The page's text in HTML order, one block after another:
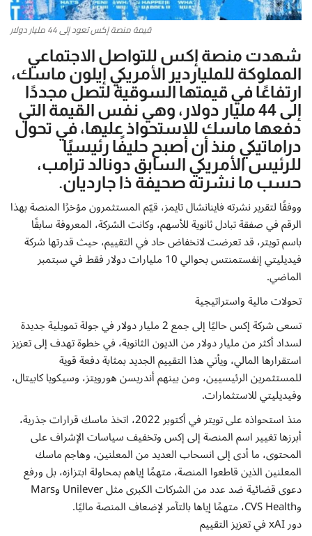
من نحن
سياسة الخصوصية
البنود والشروط
رئيس التحرير
إتصل بنا
قيمة منصة إكس تعود إلى 44 مليار دولار
شهدت منصة إكس للتواصل الاجتماعي
المملوكة للملياردير الأمريكي إيلون ماسك،
ارتفاعًا في قيمتها السوقية لتصل مجددًا
إلى 44 مليار دولار، وهي نفس القيمة التي
دفعها ماسك للاستحواذ عليها، في تحول
دراماتيكي منذ أن أصبح حليفًا رئيسيًا
للرئيس الأمريكي السابق دونالد ترامب،
حسب ما نشرته صحيفة ذا جارديان.
ووفقًا لتقرير نشرته فاينانشال تايمز، قيّم المستثمرون مؤخرًا المنصة بهذا
الرقم في صفقة تبادل ثانوية للأسهم، وكانت الشركة، المعروفة سابقًا
باسم تويتر، قد تعرضت لانخفاض حاد في التقييم، حيث قدرتها شركة
فيديليتي إنفستمنتس بحوالي 10 مليارات دولار فقط في سبتمبر
الماضي.
تحولات مالية واستراتيجية
تسعى شركة إكس حاليًا إلى جمع 2 مليار دولار في جولة تمويلية جديدة
لسداد أكثر من مليار دولار من الديون الثانوية، في خطوة تهدف إلى تعزيز
استقرارها المالي، ويأتي هذا التقييم الجديد بمثابة دفعة قوية
للمستثمرين الرئيسيين، ومن بينهم أندريسن هورويتز، وسيكويا كابيتال،
وفيديليتي للاستثمارات.
منذ استحواذه على تويتر في أكتوبر 2022، اتخذ ماسك قرارات جذرية،
أبرزها تغيير اسم المنصة إلى إكس وتخفيف سياسات الإشراف على
المحتوى، ما أدى إلى انسحاب العديد من المعلنين، وهاجم ماسك
المعلنين الذين قاطعوا المنصة، متهمًا إياهم بمحاولة ابتزازه، بل ورفع
دعوى قضائية ضد عدد من الشركات الكبرى مثل Unilever وMars
وCVS Health، متهمًا إياها بالتآمر لإضعاف المنصة ماليًا.
دور xAI في تعزيز التقييم